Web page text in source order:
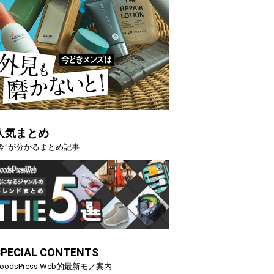
気まとめ
"が分かるまとめ記事
CONTENTS
Web的最新モノ案内